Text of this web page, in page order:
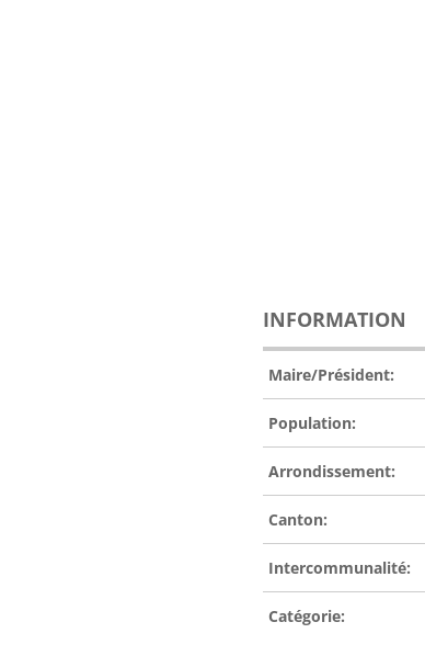
INFORMATION
Maire/Président:
Population:
Arrondissement:
Canton:
Intercommunalité:
Catégorie: